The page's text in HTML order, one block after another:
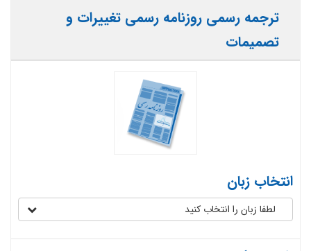
ترجمه رسمی روزنامه رسمی تغییرات و
تصمیمات
انتخاب زبان
لطفا زبان را انتخاب کنید